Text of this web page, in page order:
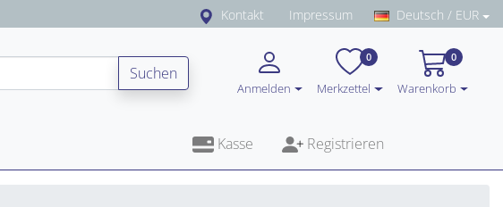
Kontakt Impressum Deutsch / EUR
Suchen
Anmelden Merkzettel
0
Warenkorb
0
Kasse Registrieren